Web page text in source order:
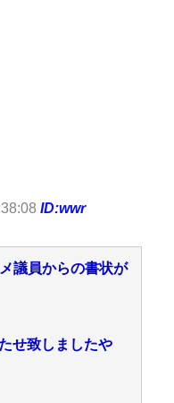
ID:wwr
議員からの書状が
せ致しましたや